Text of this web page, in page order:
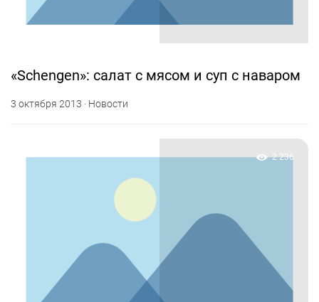
«Schengen»: салат с мясом и суп с наваром
3 октября 2013 · Новости
2 236